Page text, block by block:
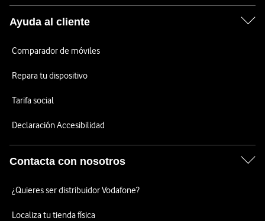
Ayuda al cliente
Comparador de móviles
Repara tu dispositivo
Tarifa social
Declaración Accesibilidad
Contacta con nosotros
¿Quieres ser distribuidor Vodafone?
Localiza tu tienda física